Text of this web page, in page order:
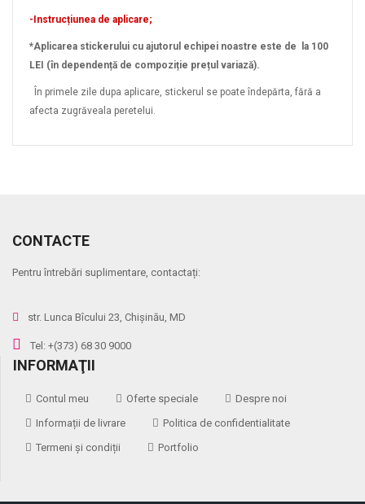
-Instrucțiunea de aplicare;
*Aplicarea stickerului cu ajutorul echipei noastre este de la 100
LEI (în dependență de compoziție prețul variază).
În primele zile dupa aplicare, stickerul se poate îndepărta, fără a
afecta zugrăveala peretelui.
CONTACTE
Pentru întrebări suplimentare, contactați:
str. Lunca Bîcului 23, Chișinău, MD
Tel: +(373) 68 30 9000
INFORMAŢII
Contul meu Oferte speciale
Despre noi
Informații de livrare
Politica de confidentialitate
Termeni și condiții
Portfolio